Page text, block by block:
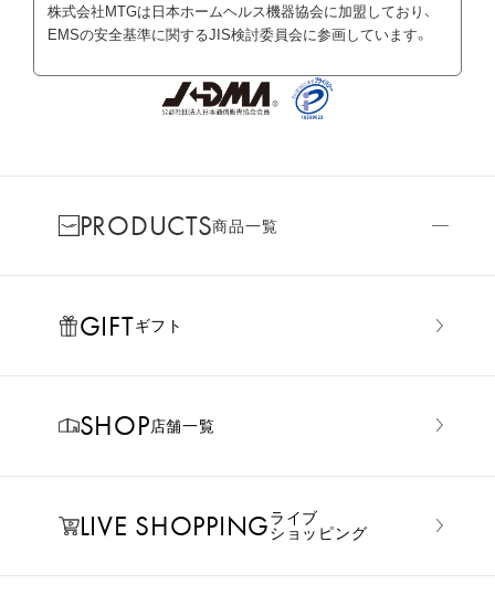
株式会社MTGは日本ホームヘルス機器協会に加盟しており、
EMSの安全基準に関するJIS検討委員会に参画しています。
PRODUCTS商品一覧
GIFTギフト
SHOP店舗一覧
LIVE SHOPPINGライブ
ショッピング